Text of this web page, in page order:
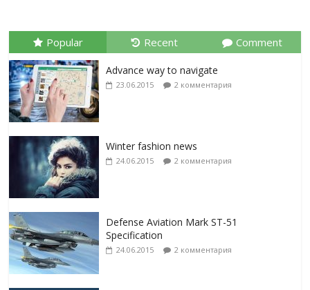
Popular Recent Comment
Advance way to navigate
23.06.2015 2 комментария
Winter fashion news
24.06.2015 2 комментария
Defense Aviation Mark ST-51
Specification
24.06.2015 2 комментария